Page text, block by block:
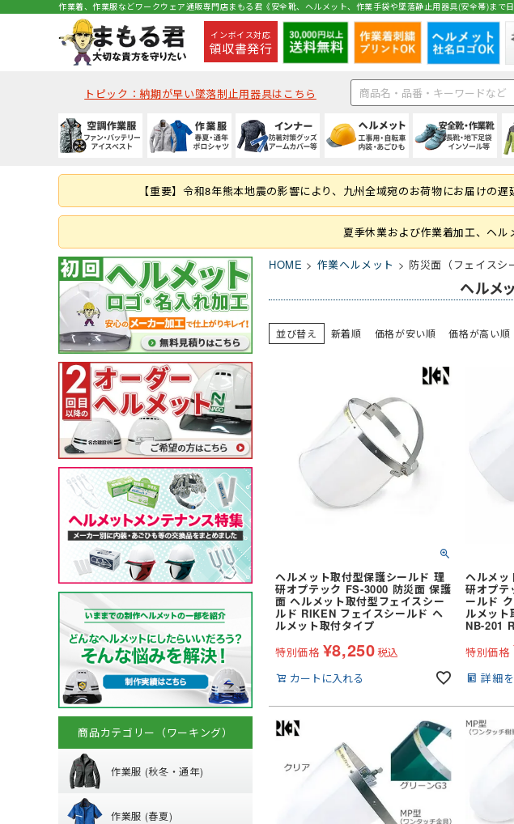
作業着、作業服などワークウェア通販専門店まもる君《安全靴、ヘルメット、作業手袋や墜落静止用器具(安全帯)まで
インボイス対応
領収書発行
トピック：納期が早い墜落制止用器具はこちら
種類から探す
つなぎ・サロペット
フルハーネ
ファン・バッテリー等
その他 用品
アイスベスト・水冷服 ペルチェベスト・冷却作業着
秋冬・通年作業服
(秋冬・通年) つなぎ
(秋冬・通年)
春夏作業服
(春夏) つなぎ
(春夏) サロペ
ポロシャツ・Tシャツ等 ポロシャツ (半袖)
アロハシャツ
ジップアッ
(春夏) ワークシャツ (長袖)
(秋冬・通
夏用インナー
(夏用) タイツ・スパッツ (ロング)
(夏用) ソッ
通年・防寒インナー
(通年) タイツ・スパッツ (ロング)
(通年) ソック
小物 ネッククーラー・クールバンド
サポーター
タオル
帽子・キャップ
種類から探す
MPタイプ (つばなし)
野球帽タイプ
折りたたみタ
ヘルメット関連商品
帽章
ステッカー
特徴・機能 工事用・建設土木用
防災用・消防用
自転車・バイ
通気孔なし
種類から探す
ブーツ・半長靴・ロング
長靴・ゴム
ルームシューズ（室内履き）
インソール
特徴・機能
耐油底
耐滑性
種類から探す
ヤッケ・かぶり
レインコート
上着・ジャケ
特徴・用途から探す
レジャー・アウトドア
レディース・
墜落静止用器具
ハーネス型 (本体のみ)
ハーネス型 (
胴ベルト型 (ランヤード・ロープ類)
フック・パ
(安全ブロッ
安全保護具
溶接面
胸章・ワッペ
作業ベルト
軍手
化学繊維軍手
滑り止め軍
10ゲージ軍手 (薄手)
13ゲージ軍
手袋
スムス手袋 (縫製手袋)
ゴム手袋・ビ
特徴・用途から探す 園芸・造園業
運輸・物流業
自動車関連業
接客サービス業
コックコート・エプロン等
胸当てエプロン
サロンエプ
和風エプロ
食品衛生白衣
衛生帽子(キャスケット型)
衛生帽子(キ
メーカー・おすすめ業種か
ら探す
住商モンブラン
チトセ(arbe)
ボンユニ(ボ
アイトス（
【重要】令和8年熊本地震の影響により、九州全域宛のお荷物にお届けの
夏季休業および作業着加工、ヘ
HOME 作業ヘルメット 防災面（フェイスシ
ヘルメ
並び替え 新着順 価格が安い順 価格が高い順
ヘルメット取付型保護シールド 理
研オプテック FS-3000 防災面 保護
面 ヘルメット取付型フェイスシー
ルド RIKEN フェイスシールド ヘ
ルメット取付タイプ
特別価格 ¥8,250税込
カートに入れる
ヘルメッ
研オプテ
ールド
ルメット
NB-201
特別価格
詳細
商品カテゴリー（ワーキング）
作業服 (秋冬・通年)
秋冬・通年作業着
(秋冬・通年) ジャケット
(秋冬・通年
作業服 (春夏)